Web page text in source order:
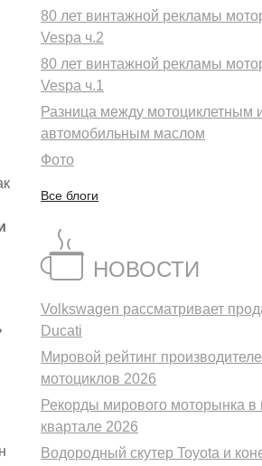
80 лет винтажной рекламы
Vespa ч.2
80 лет винтажной рекламы
Vespa ч.1
Разница между мотоциклетным
автомобильным маслом
Фото
Все блоги
НОВОСТИ
Volkswagen рассматривает
Ducati
Мировой рейтинг
мотоциклов 2026
Рекорды мирового моторынка в
квартале 2026
Водородный скутер Toyota и